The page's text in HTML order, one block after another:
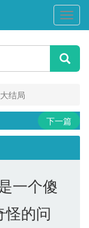
PO18
文
结局
下一篇
一个傻
怪的问